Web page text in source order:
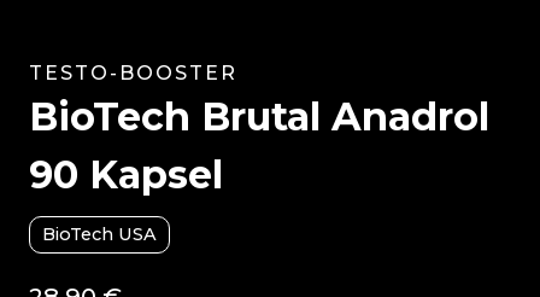
TESTO-BOOSTER
BioTech Brutal Anadrol
90 Kapsel
BioTech USA